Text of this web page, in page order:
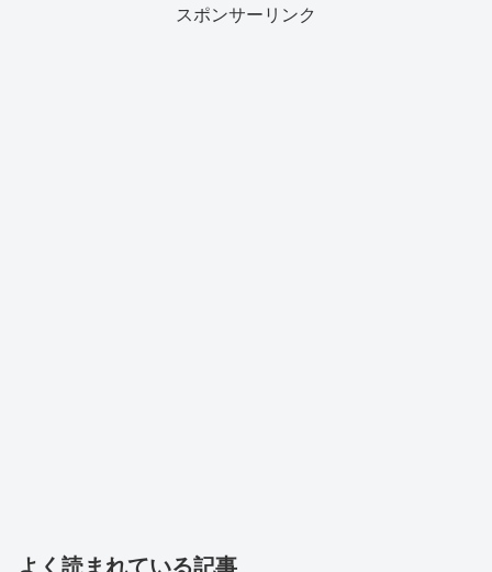
スポンサーリンク
よく読まれている記事